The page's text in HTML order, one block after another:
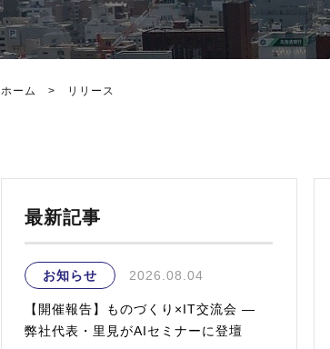
ホーム > リリース
最新記事
お知らせ 2026.08.04
【開催報告】ものづくり×IT交流会 ―
弊社代表・里見がAIセミナーに登壇